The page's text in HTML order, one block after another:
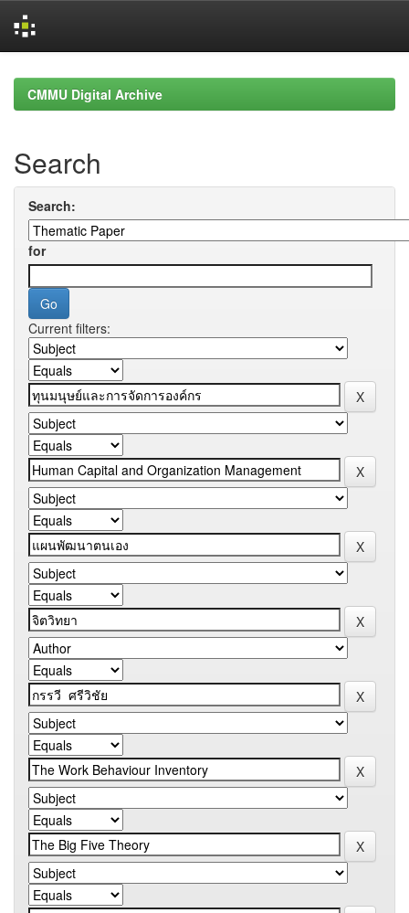
navigationCMMU Digital Archive
Search
Search:
for
Current filters: